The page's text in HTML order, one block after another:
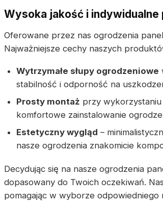
Wysoka jakość i
Oferowane przez nas ogrodzenia
Najważniejsze cechy naszych
Wytrzymałe słupy ogrodzeniowe
stabilność i odporność na
Prosty montaż przy
komfortowe zainstalowanie
Estetyczny wygląd –
nasze ogrodzenia znakomicie
Decydując się na nasze ogrodzenia
dopasowany do Twoich oczekiwań.
pomagając w wyborze